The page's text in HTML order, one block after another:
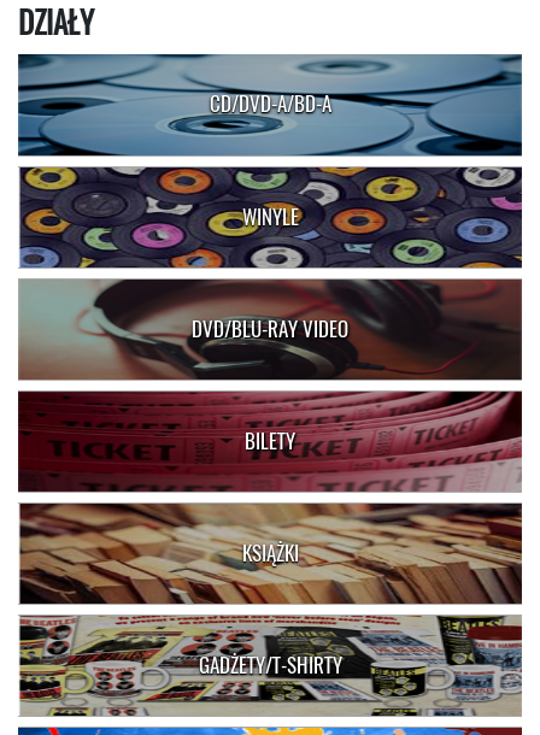
DZIAŁY
CD/DVD-A/BD-A
WINYLE
DVD/BLU-RAY VIDEO
BILETY
KSIĄŻKI
GADŻETY/T-SHIRTY